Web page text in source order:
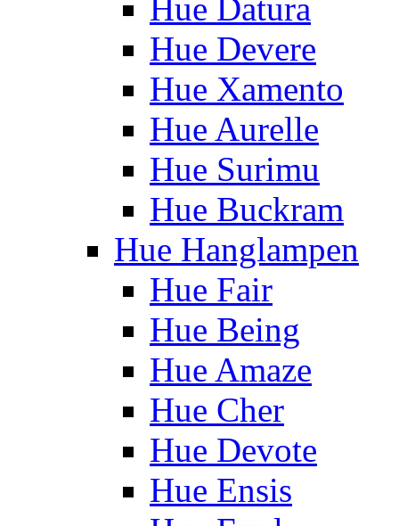
Hue Datura
Hue Devere
Hue Xamento
Hue Aurelle
Hue Surimu
Hue Buckram
Hue Hanglampen
Hue Fair
Hue Being
Hue Amaze
Hue Cher
Hue Devote
Hue Ensis